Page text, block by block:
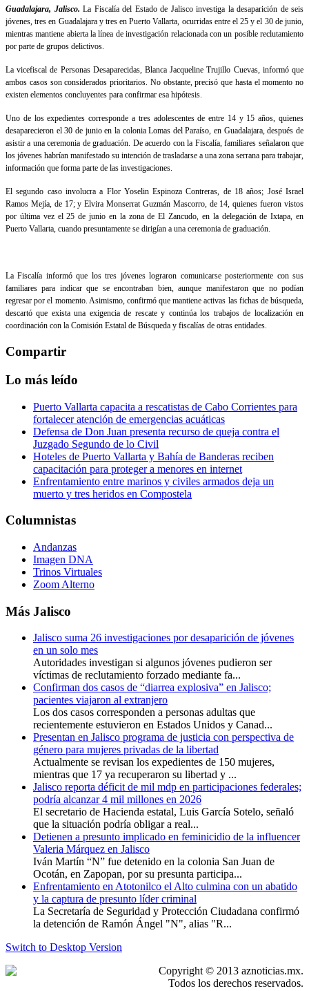
Guadalajara, Jalisco. La Fiscalía del Estado de Jalisco investiga la desaparición de seis
jóvenes, tres en Guadalajara y tres en Puerto Vallarta, ocurridas entre el 25 y el 30 de junio,
mientras mantiene abierta la línea de investigación relacionada con un posible reclutamiento
por parte de grupos delictivos.
La vicefiscal de Personas Desaparecidas, Blanca Jacqueline Trujillo Cuevas, informó que
ambos casos son considerados prioritarios. No obstante, precisó que hasta el momento no
existen elementos concluyentes para confirmar esa hipótesis.
Uno de los expedientes corresponde a tres adolescentes de entre 14 y 15 años, quienes
desaparecieron el 30 de junio en la colonia Lomas del Paraíso, en Guadalajara, después de
asistir a una ceremonia de graduación. De acuerdo con la Fiscalía, familiares señalaron que
los jóvenes habrían manifestado su intención de trasladarse a una zona serrana para trabajar,
información que forma parte de las investigaciones.
El segundo caso involucra a Flor Yoselin Espinoza Contreras, de 18 años; José Israel
Ramos Mejía, de 17; y Elvira Monserrat Guzmán Mascorro, de 14, quienes fueron vistos
por última vez el 25 de junio en la zona de El Zancudo, en la delegación de Ixtapa, en
Puerto Vallarta, cuando presuntamente se dirigían a una ceremonia de graduación.
La Fiscalía informó que los tres jóvenes lograron comunicarse posteriormente con sus
familiares para indicar que se encontraban bien, aunque manifestaron que no podían
regresar por el momento. Asimismo, confirmó que mantiene activas las fichas de búsqueda,
descartó que exista una exigencia de rescate y continúa los trabajos de localización en
coordinación con la Comisión Estatal de Búsqueda y fiscalías de otras entidades.
Compartir
Lo más leído
Puerto Vallarta capacita a rescatistas de Cabo Corrientes para
fortalecer atención de emergencias acuáticas
Defensa de Don Juan presenta recurso de queja contra el
Juzgado Segundo de lo Civil
Hoteles de Puerto Vallarta y Bahía de Banderas reciben
capacitación para proteger a menores en internet
Enfrentamiento entre marinos y civiles armados deja un
muerto y tres heridos en Compostela
Columnistas
Andanzas
Imagen DNA
Trinos Virtuales
Zoom Alterno
Más Jalisco
Jalisco suma 26 investigaciones por desaparición de jóvenes
en un solo mes
Autoridades investigan si algunos jóvenes pudieron ser
víctimas de reclutamiento forzado mediante fa...
Confirman dos casos de “diarrea explosiva” en Jalisco;
pacientes viajaron al extranjero
Los dos casos corresponden a personas adultas que
recientemente estuvieron en Estados Unidos y Canad...
Presentan en Jalisco programa de justicia con perspectiva de
género para mujeres privadas de la libertad
Actualmente se revisan los expedientes de 150 mujeres,
mientras que 17 ya recuperaron su libertad y ...
Jalisco reporta déficit de mil mdp en participaciones federales;
podría alcanzar 4 mil millones en 2026
El secretario de Hacienda estatal, Luis García Sotelo, señaló
que la situación podría obligar a real...
Detienen a presunto implicado en feminicidio de la influencer
Valeria Márquez en Jalisco
Iván Martín “N” fue detenido en la colonia San Juan de
Ocotán, en Zapopan, por su presunta participa...
Enfrentamiento en Atotonilco el Alto culmina con un abatido
y la captura de presunto líder criminal
La Secretaría de Seguridad y Protección Ciudadana confirmó
la detención de Ramón Ángel "N", alias "R...
Switch to Desktop Version
Copyright © 2013 aznoticias.mx.
Todos los derechos reservados.